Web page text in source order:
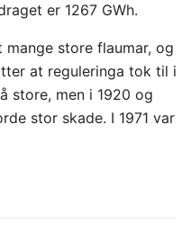
er 1267 GWh.
store flaumar, og
at reguleringa tok til i
store, men i 1920 og
stor skade. I 1971 var